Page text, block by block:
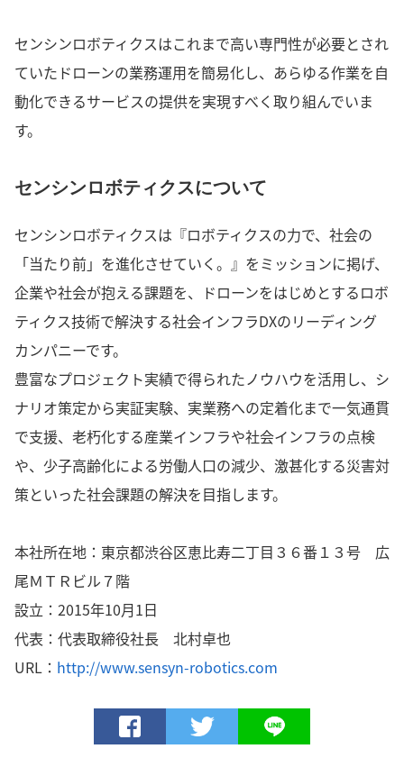
センシンロボティクスはこれまで高い専門性が必要とされ
ていたドローンの業務運用を簡易化し、あらゆる作業を自
動化できるサービスの提供を実現すべく取り組んでいま
す。
センシンロボティクスについて
センシンロボティクスは『ロボティクスの力で、社会の
「当たり前」を進化させていく。』をミッションに掲げ、
企業や社会が抱える課題を、ドローンをはじめとするロボ
ティクス技術で解決する社会インフラDXのリーディング
カンパニーです。
豊富なプロジェクト実績で得られたノウハウを活用し、シ
ナリオ策定から実証実験、実業務への定着化まで一気通貫
で支援、老朽化する産業インフラや社会インフラの点検
や、少子高齢化による労働人口の減少、激甚化する災害対
策といった社会課題の解決を目指します。
本社所在地：東京都渋谷区恵比寿二丁目３６番１３号 広
尾ＭＴＲビル７階
設立：2015年10月1日
代表：代表取締役社長 北村卓也
URL： http://www.sensyn-robotics.com